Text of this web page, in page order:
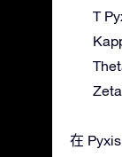
T
在